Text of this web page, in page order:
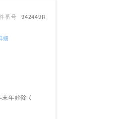
番号 942449R
細
年始除く